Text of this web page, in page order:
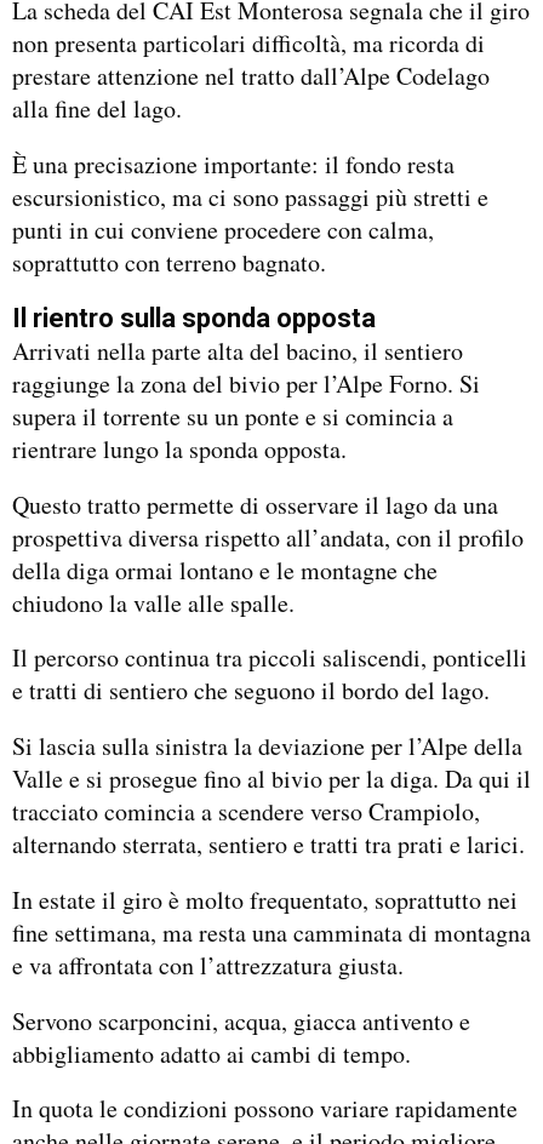
La scheda del CAI Est Monterosa segnala che il giro
non presenta particolari difficoltà, ma ricorda di
prestare attenzione nel tratto dall’Alpe Codelago
alla fine del lago.
È una precisazione importante: il fondo resta
escursionistico, ma ci sono passaggi più stretti e
punti in cui conviene procedere con calma,
soprattutto con terreno bagnato.
Il rientro sulla sponda opposta
Arrivati nella parte alta del bacino, il sentiero
raggiunge la zona del bivio per l’Alpe Forno. Si
supera il torrente su un ponte e si comincia a
rientrare lungo la sponda opposta.
Questo tratto permette di osservare il lago da una
prospettiva diversa rispetto all’andata, con il profilo
della diga ormai lontano e le montagne che
chiudono la valle alle spalle.
Il percorso continua tra piccoli saliscendi, ponticelli
e tratti di sentiero che seguono il bordo del lago.
Si lascia sulla sinistra la deviazione per l’Alpe della
Valle e si prosegue fino al bivio per la diga. Da qui il
tracciato comincia a scendere verso Crampiolo,
alternando sterrata, sentiero e tratti tra prati e larici.
In estate il giro è molto frequentato, soprattutto nei
fine settimana, ma resta una camminata di montagna
e va affrontata con l’attrezzatura giusta.
Servono scarponcini, acqua, giacca antivento e
abbigliamento adatto ai cambi di tempo.
In quota le condizioni possono variare rapidamente